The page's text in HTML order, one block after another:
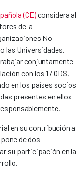
(CE)considera al
de la
No
las Universidades.
conjuntamente
con los 17 ODS,
en los países socios
presentes en ellos
en su contribución a
de dos
su participación en la